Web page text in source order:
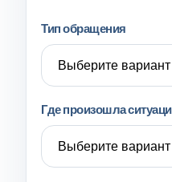
Тип обращения
Где произошла